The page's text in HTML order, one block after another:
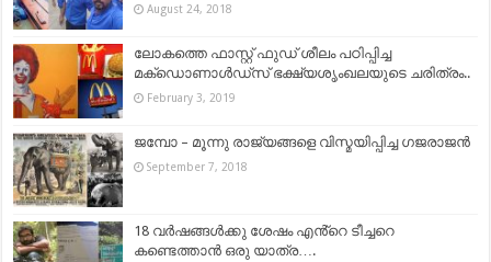
August 24, 2018
ലോകത്തെ ഫാസ്റ്റ് ഫുഡ് ശീലം പഠിപ്പിച്ച
മക്‌ഡൊണാൾഡ്സ് ഭക്ഷ്യശൃംഖലയുടെ ചരിത്രം..
February 3, 2019
ജമ്പോ – മൂന്നു രാജ്യങ്ങളെ വിസ്മയിപ്പിച്ച ഗജരാജന്‍
September 7, 2018
18 വർഷങ്ങൾക്കു ശേഷം എൻ്റെ ടീച്ചറെ
കണ്ടെത്താൻ ഒരു യാത്ര….